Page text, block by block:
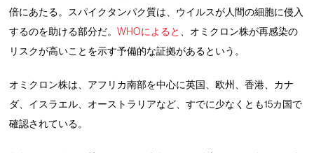
倍にあたる。スパイクタンパク質は、ウイルスが人間の細胞に侵入
するのを助ける部分だ。WHOによると
、オミクロン株が再感染の
リスクが高いことを示す予備的な証拠があるという。
オミクロン株は、アフリカ南部を中心に英国、欧州、香港、カナ
ダ、イスラエル、オーストラリアなど、すでに少なくとも15カ国で
確認されている。